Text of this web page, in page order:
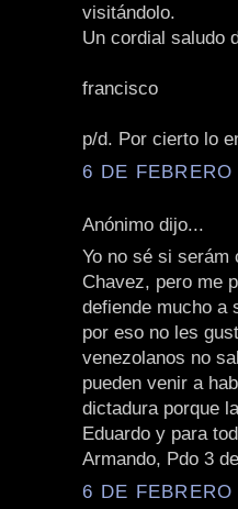
visitándolo.
Un cordial saludo
francisco
p/d. Por cierto lo
6 DE
Anónimo dijo...
Yo no sé si
Chavez, pero me
defiende mucho a
por eso no les
venezolanos no
pueden venir a
dictadura porque
Eduardo y para
Armando, Pdo 3
6 DE